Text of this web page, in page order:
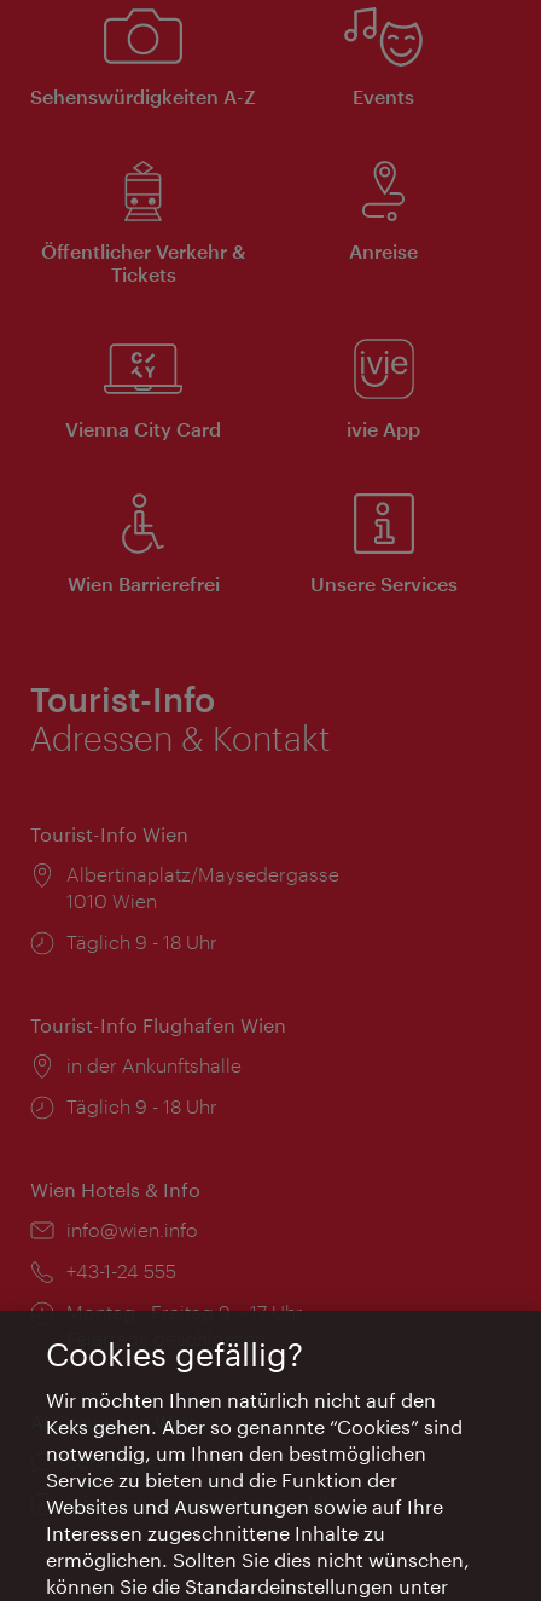
Sehenswürdigkeiten A-Z Events
Öffentlicher Verkehr &
Tickets
Anreise
Vienna City Card ivie App
Wien Barrierefrei Unsere Services
Tourist-Info
Adressen & Kontakt
Tourist-Info Wien
Ort:
Albertinaplatz/Maysedergasse
1010 Wien
Öffnungszeiten:
Täglich 9 - 18 Uhr
Tourist-Info Flughafen Wien
Ort:
in der Ankunftshalle
Öffnungszeiten:
Täglich 9 - 18 Uhr
Wien Hotels & Info
Email:
info@wien.info
Telefon:
+43-1-24 555
Öffnungszeiten:
Montag - Freitag 9 – 17 Uhr
Feiertags geschlossen
AI Concierge Wien
Ort:
concierge.wien.info
Öffnungszeiten:
Informationen rund um die Uhr
Cookies gefällig?
Wir möchten Ihnen natürlich nicht auf den
Keks gehen. Aber so genannte “Cookies” sind
notwendig, um Ihnen den bestmöglichen
Service zu bieten und die Funktion der
Websites und Auswertungen sowie auf Ihre
Interessen zugeschnittene Inhalte zu
ermöglichen. Sollten Sie dies nicht wünschen,
können Sie die Standardeinstellungen unter